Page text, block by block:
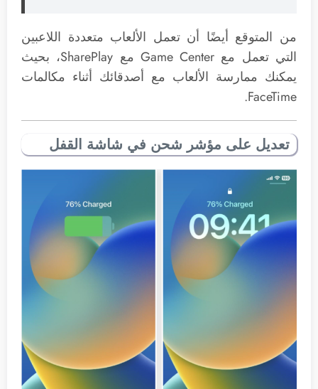
من المتوقع أيضًا أن تعمل الألعاب متعددة اللاعبين
التي تعمل مع Game Center مع SharePlay، بحيث
يمكنك ممارسة الألعاب مع أصدقائك أثناء مكالمات
FaceTime.
تعديل على مؤشر شحن في شاشة القفل